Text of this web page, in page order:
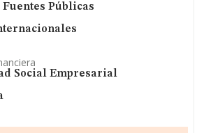
Públicas
Social Empresarial